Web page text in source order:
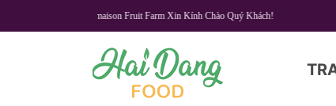
Lamaison Fruit Farm Xin Kính Chào Quý Khách!